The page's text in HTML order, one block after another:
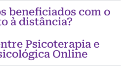
beneficiados com o
à distância?
Psicoterapia e
Online